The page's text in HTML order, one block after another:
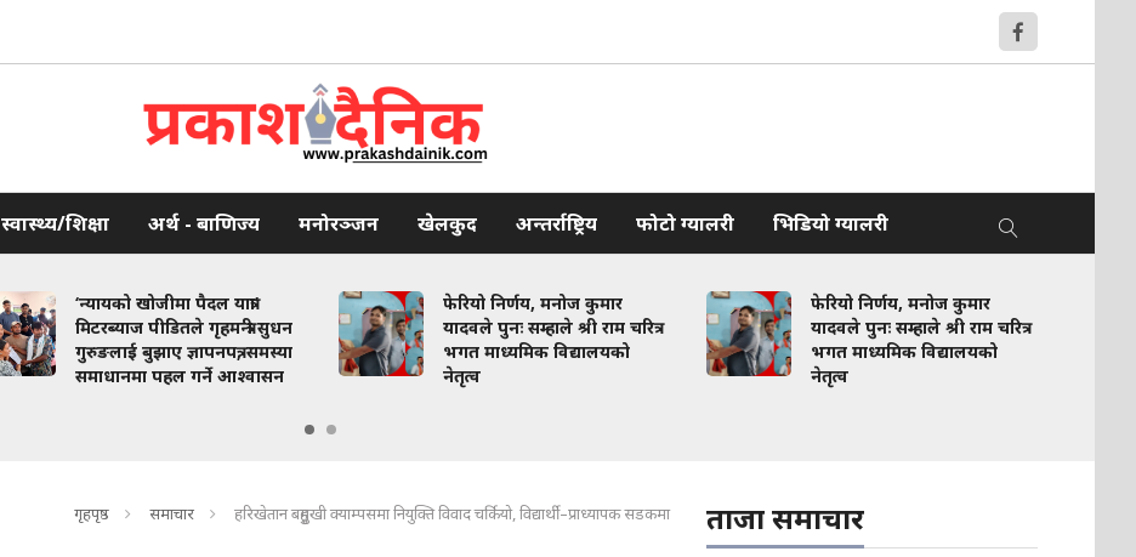
स्वास्थ्य/शिक्षा अर्थ - बाणिज्य मनोरञ्जन खेलकुद अन्तर्राष्ट्रिय फोटो ग्यालरी भिडियो ग्यालरी
‘न्यायको खोजीमा पैदल यात्रा’
मिटरब्याज पीडितले गृहमन्त्री सुधन
गुरुङलाई बुझाए ज्ञापनपत्र, समस्या
समाधानमा पहल गर्ने आश्वासन
फेरियो निर्णय, मनोज कुमार
यादवले पुनः सम्हाले श्री राम चरित्र
भगत माध्यमिक विद्यालयको
नेतृत्व
फेरियो निर्णय, मनोज कुमार
यादवले पुनः सम्हाले श्री राम चरित्र
भगत माध्यमिक विद्यालयको
नेतृत्व
गृहपृष्ठ समाचार हरिखेतान बहुमुखी क्याम्पसमा नियुक्ति विवाद चर्कियो, विद्यार्थी–प्राध्यापक सडकमा ताजा समाचार